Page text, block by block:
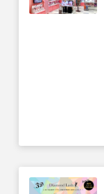
よくあるご質問